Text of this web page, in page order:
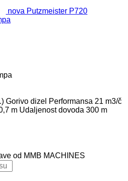
nova Putzmeister P720
Gorivo dizel Performansa 21 m3/č
m Udaljenost dovoda 300 m
od MMB MACHINES